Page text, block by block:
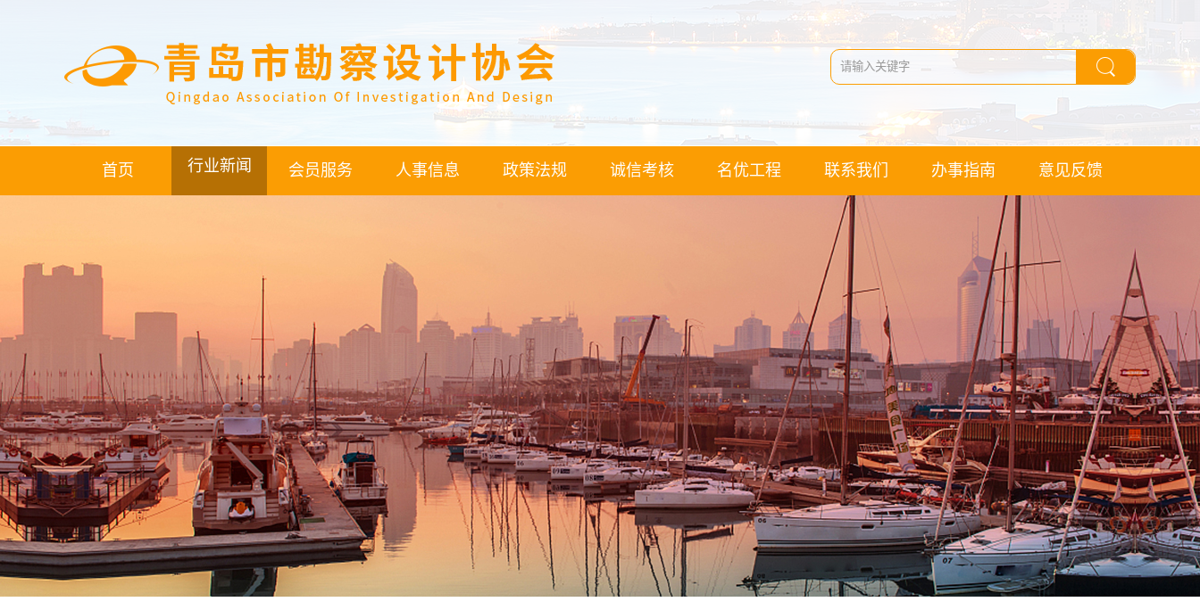
首页 行业新闻 会员服务 人事信息 政策法规 诚信考核 名优工程 联系我们 办事指南 意见反馈